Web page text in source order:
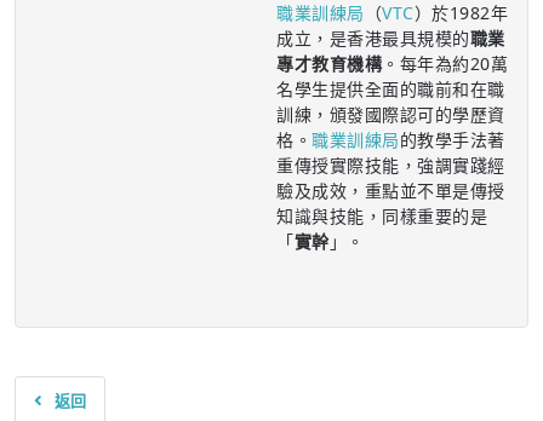
職業訓練局 （VTC）於1982年
成立，是香港最具規模的職業
專才教育機構。每年為約20萬
名學生提供全面的職前和在職
訓練，頒發國際認可的學歷資
格。 職業訓練局的教學手法著
重傳授實際技能，強調實踐經
驗及成效，重點並不單是傳授
知識與技能，同樣重要的是
「實幹」。
返回